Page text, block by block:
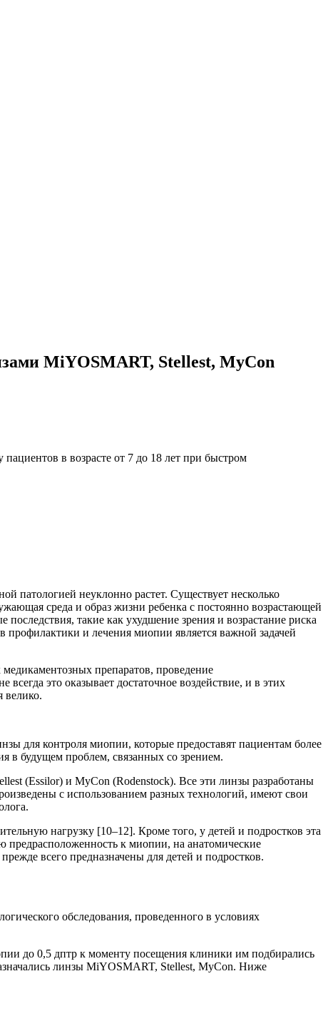
MiYOSMART, Stellest, MyCon
в возрасте от 7 до 18 лет при быстром
патологией неуклонно растет. Существует несколько
среда и образ жизни ребенка с постоянно возрастающей
такие как ухудшение зрения и возрастание риска
профилактики и лечения миопии является важной задачей
препаратов, проведение
это оказывает достаточное воздействие, и в этих
велико.
для контроля миопии, которые предоставят пациентам более
в будущем проблем, связанных со зрением.
(Essilor) и MyCon (Rodenstock). Все эти линзы разработаны
с использованием разных технологий, имеют свои
нагрузку [10–12]. Кроме того, у детей и подростков эта
предрасположенность к миопии, на анатомические
всего предназначены для детей и подростков.
обследования, проведенного в условиях
до 0,5 дптр к моменту посещения клиники им подбирались
линзы MiYOSMART, Stellest, MyCon. Ниже